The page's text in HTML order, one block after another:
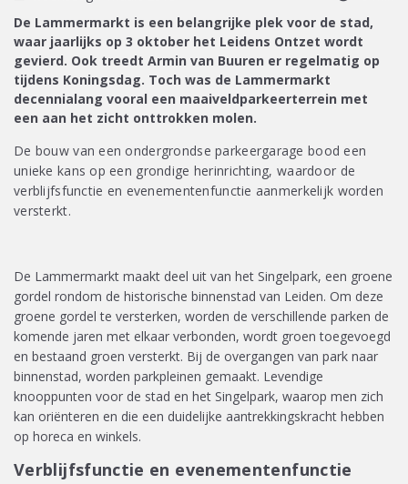
De Lammermarkt is een belangrijke plek voor de stad,
waar jaarlijks op 3 oktober het Leidens Ontzet wordt
gevierd. Ook treedt Armin van Buuren er regelmatig op
tijdens Koningsdag. Toch was de Lammermarkt
decennialang vooral een maaiveldparkeerterrein met
een aan het zicht onttrokken molen.
De bouw van een ondergrondse parkeergarage bood een
unieke kans op een grondige herinrichting, waardoor de
verblijfsfunctie en evenementenfunctie aanmerkelijk worden
versterkt.
De Lammermarkt maakt deel uit van het Singelpark, een groene
gordel rondom de historische binnenstad van Leiden. Om deze
groene gordel te versterken, worden de verschillende parken de
komende jaren met elkaar verbonden, wordt groen toegevoegd
en bestaand groen versterkt. Bij de overgangen van park naar
binnenstad, worden parkpleinen gemaakt. Levendige
knooppunten voor de stad en het Singelpark, waarop men zich
kan oriënteren en die een duidelijke aantrekkingskracht hebben
op horeca en winkels.
Verblijfsfunctie en evenementenfunctie